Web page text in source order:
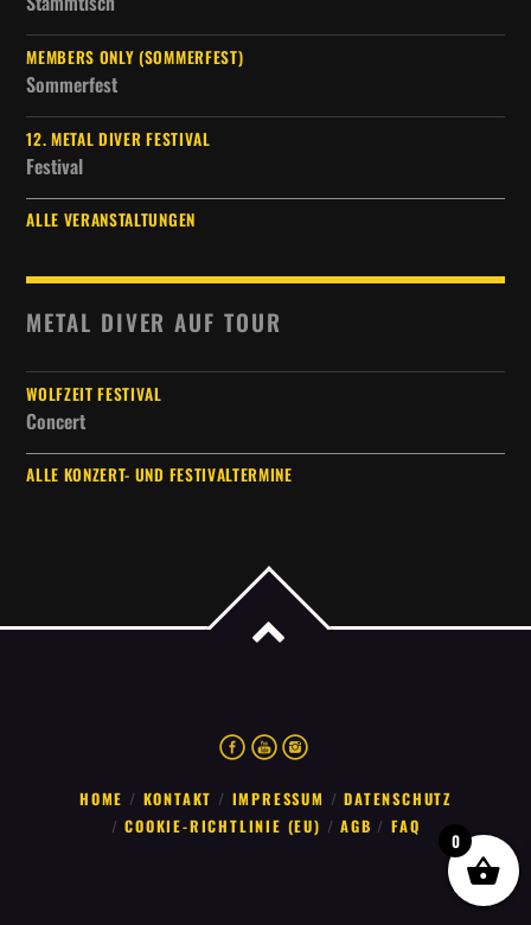
MEMBERS ONLY (SOMMERFEST)
Sommerfest
12. METAL DIVER FESTIVAL
Festival
ALLE VERANSTALTUNGEN
METAL DIVER AUF TOUR
WOLFZEIT FESTIVAL
Concert
ALLE KONZERT- UND FESTIVALTERMINE
HOME KONTAKT IMPRESSUM
DATENSCHUTZ
COOKIE-RICHTLINIE (EU)
AGB FAQ
0